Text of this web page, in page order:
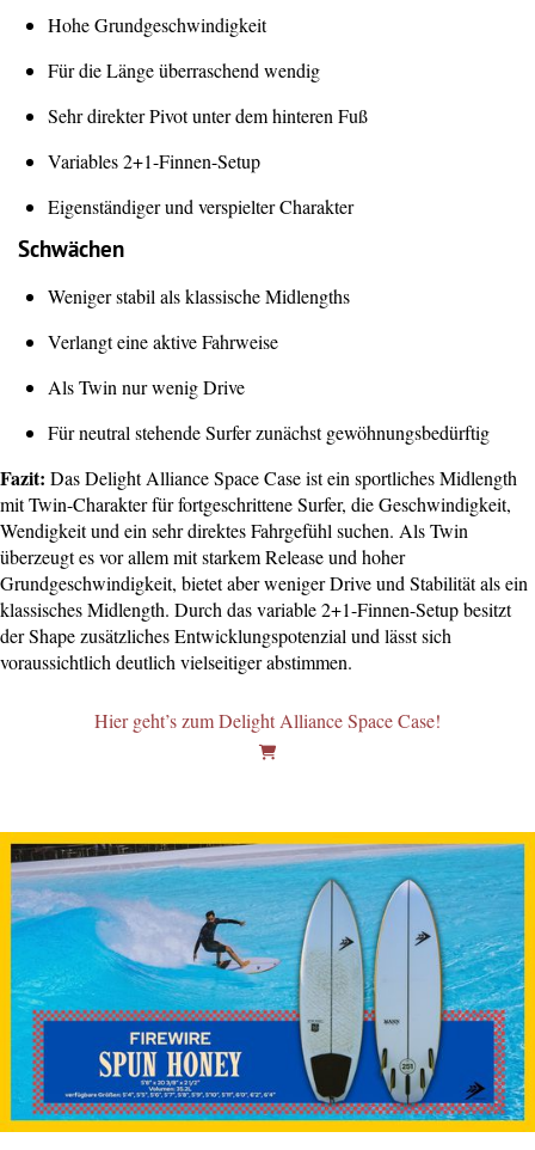
Hohe Grundgeschwindigkeit
Für die Länge überraschend wendig
Sehr direkter Pivot unter dem hinteren Fuß
Variables 2+1-Finnen-Setup
Eigenständiger und verspielter Charakter
Schwächen
Weniger stabil als klassische Midlengths
Verlangt eine aktive Fahrweise
Als Twin nur wenig Drive
Für neutral stehende Surfer zunächst gewöhnungsbedürftig
Fazit: Das Delight Alliance Space Case ist ein sportliches Midlength
mit Twin-Charakter für fortgeschrittene Surfer, die Geschwindigkeit,
Wendigkeit und ein sehr direktes Fahrgefühl suchen. Als Twin
überzeugt es vor allem mit starkem Release und hoher
Grundgeschwindigkeit, bietet aber weniger Drive und Stabilität als ein
klassisches Midlength. Durch das variable 2+1-Finnen-Setup besitzt
der Shape zusätzliches Entwicklungspotenzial und lässt sich
voraussichtlich deutlich vielseitiger abstimmen.
Hier geht’s zum Delight Alliance Space Case!